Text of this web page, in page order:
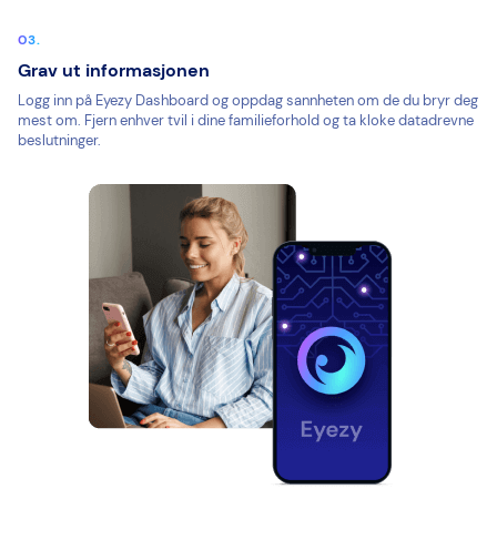
Grav ut informasjonen
Logg inn på Eyezy Dashboard og oppdag sannheten om de du bryr deg
mest om. Fjern enhver tvil i dine familieforhold og ta kloke datadrevne
beslutninger.